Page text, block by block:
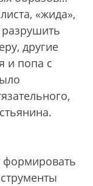
«жида»,
другие
и попа с
формировать